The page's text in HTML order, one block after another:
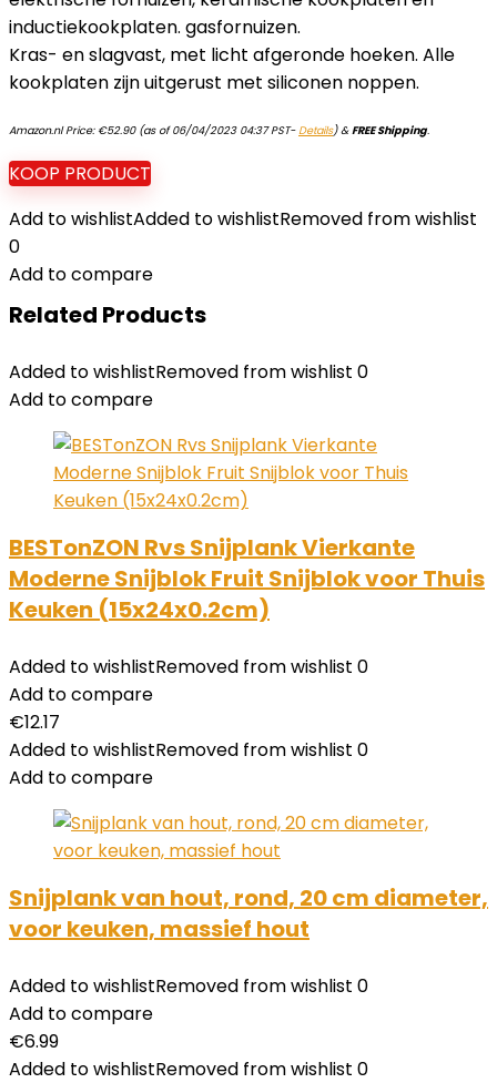
inductiekookplaten. gasfornuizen.
Kras- en slagvast, met licht afgeronde hoeken. Alle
kookplaten zijn uitgerust met siliconen noppen.
Amazon.nl Price: €52.90(as of 06/04/2023 04:37 PST-Details)&FREE Shipping.
KOOP PRODUCT
Add to wishlistAdded to wishlistRemoved from wishlist
0
Add to compare
Related Products
Added to wishlistRemoved from wishlist 0
Add to compare
BESTonZON Rvs Snijplank Vierkante
Moderne Snijblok Fruit Snijblok voor Thuis
Keuken (15x24x0.2cm)
Added to wishlistRemoved from wishlist 0
Add to compare
€12.17
Added to wishlistRemoved from wishlist 0
Add to compare
Snijplank van hout, rond, 20 cm diameter,
voor keuken, massief hout
Added to wishlistRemoved from wishlist 0
Add to compare
€6.99
Added to wishlistRemoved from wishlist 0